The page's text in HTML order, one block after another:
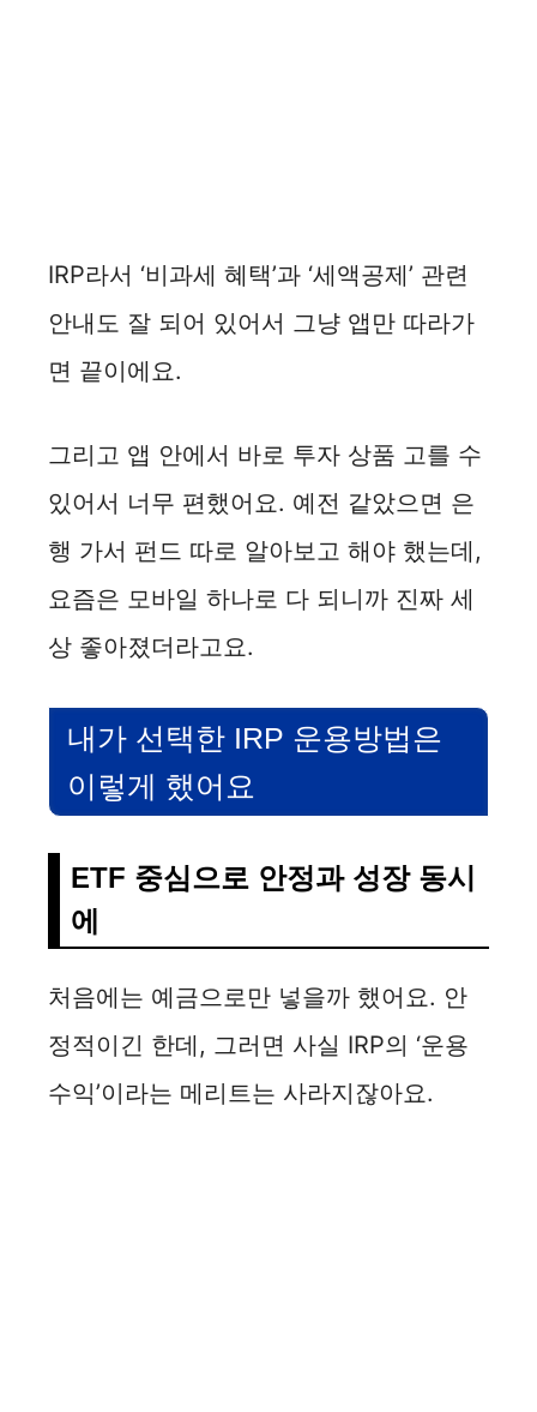
IRP라서 ‘비과세 혜택’과 ‘세액공제’ 관련
안내도 잘 되어 있어서 그냥 앱만 따라가
면 끝이에요.
그리고 앱 안에서 바로 투자 상품 고를 수
있어서 너무 편했어요. 예전 같았으면 은
행 가서 펀드 따로 알아보고 해야 했는데,
요즘은 모바일 하나로 다 되니까 진짜 세
상 좋아졌더라고요.
내가 선택한 IRP 운용방법은
이렇게 했어요
ETF 중심으로 안정과 성장 동시
에
처음에는 예금으로만 넣을까 했어요. 안
정적이긴 한데, 그러면 사실 IRP의 ‘운용
수익’이라는 메리트는 사라지잖아요.